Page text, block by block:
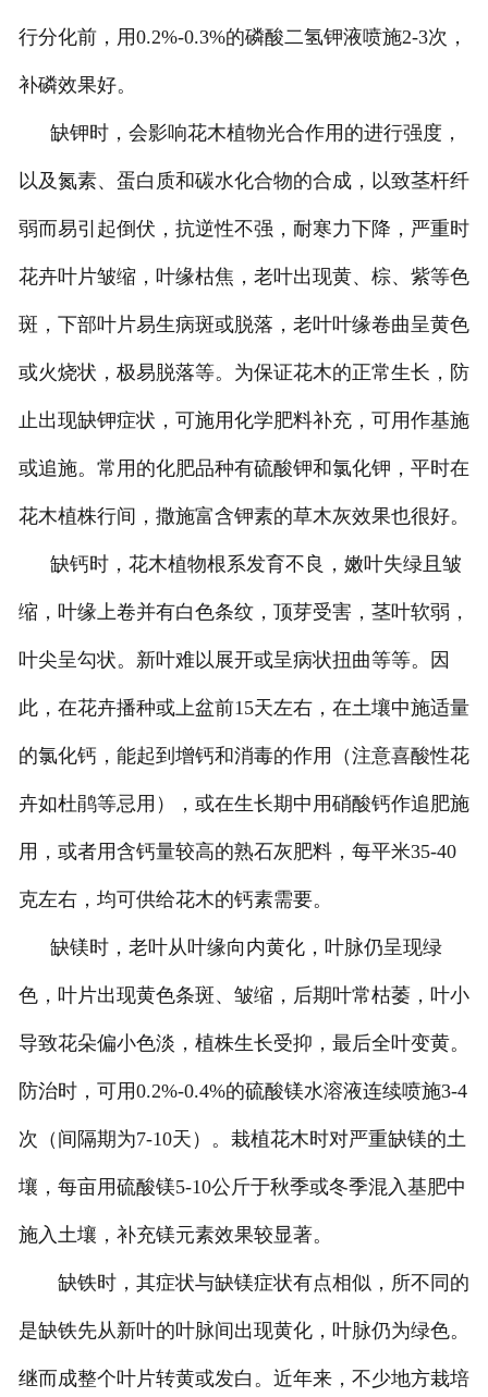
行分化前，用0.2%-0.3%的磷酸二氢钾液喷施2-3次，
补磷效果好。
缺钾时，会影响花木植物光合作用的进行强度，
以及氮素、蛋白质和碳水化合物的合成，以致茎杆纤
弱而易引起倒伏，抗逆性不强，耐寒力下降，严重时
花卉叶片皱缩，叶缘枯焦，老叶出现黄、棕、紫等色
斑，下部叶片易生病斑或脱落，老叶叶缘卷曲呈黄色
或火烧状，极易脱落等。为保证花木的正常生长，防
止出现缺钾症状，可施用化学肥料补充，可用作基施
或追施。常用的化肥品种有硫酸钾和氯化钾，平时在
花木植株行间，撒施富含钾素的草木灰效果也很好。
缺钙时，花木植物根系发育不良，嫩叶失绿且皱
缩，叶缘上卷并有白色条纹，顶芽受害，茎叶软弱，
叶尖呈勾状。新叶难以展开或呈病状扭曲等等。因
此，在花卉播种或上盆前15天左右，在土壤中施适量
的氯化钙，能起到增钙和消毒的作用（注意喜酸性花
卉如杜鹃等忌用），或在生长期中用硝酸钙作追肥施
用，或者用含钙量较高的熟石灰肥料，每平米35-40
克左右，均可供给花木的钙素需要。
缺镁时，老叶从叶缘向内黄化，叶脉仍呈现绿
色，叶片出现黄色条斑、皱缩，后期叶常枯萎，叶小
导致花朵偏小色淡，植株生长受抑，最后全叶变黄。
防治时，可用0.2%-0.4%的硫酸镁水溶液连续喷施3-4
次（间隔期为7-10天）。栽植花木时对严重缺镁的土
壤，每亩用硫酸镁5-10公斤于秋季或冬季混入基肥中
施入土壤，补充镁元素效果较显著。
缺铁时，其症状与缺镁症状有点相似，所不同的
是缺铁先从新叶的叶脉间出现黄化，叶脉仍为绿色。
继而成整个叶片转黄或发白。近年来，不少地方栽培